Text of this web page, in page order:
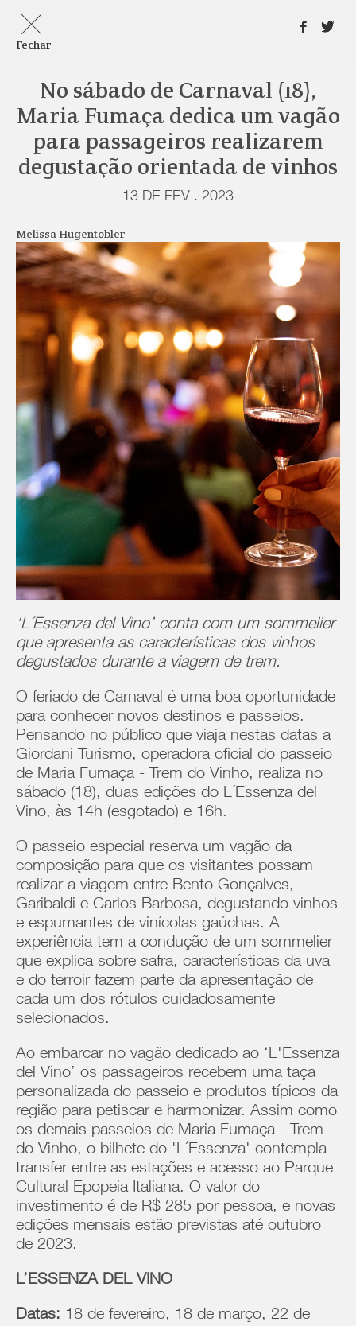
Fechar
No sábado de Carnaval (18),
Maria Fumaça dedica um vagão
para passageiros realizarem
degustação orientada de vinhos
13 DE FEV . 2023
Melissa Hugentobler
‘L´Essenza del Vino’ conta com um sommelier
que apresenta as características dos vinhos
degustados durante a viagem de trem.
O feriado de Carnaval é uma boa oportunidade
para conhecer novos destinos e passeios.
Pensando no público que viaja nestas datas a
Giordani Turismo, operadora oficial do passeio
de Maria Fumaça - Trem do Vinho, realiza no
sábado (18), duas edições do L´Essenza del
Vino, às 14h (esgotado) e 16h.
O passeio especial reserva um vagão da
composição para que os visitantes possam
realizar a viagem entre Bento Gonçalves,
Garibaldi e Carlos Barbosa, degustando vinhos
e espumantes de vinícolas gaúchas. A
experiência tem a condução de um sommelier
que explica sobre safra, características da uva
e do terroir fazem parte da apresentação de
cada um dos rótulos cuidadosamente
selecionados.
Ao embarcar no vagão dedicado ao ‘L'Essenza
del Vino’ os passageiros recebem uma taça
personalizada do passeio e produtos típicos da
região para petiscar e harmonizar. Assim como
os demais passeios de Maria Fumaça - Trem
do Vinho, o bilhete do 'L´Essenza' contempla
transfer entre as estações e acesso ao Parque
Cultural Epopeia Italiana. O valor do
investimento é de R$ 285 por pessoa, e novas
edições mensais estão previstas até outubro
de 2023.
L’ESSENZA DEL VINO
Datas: 18 de fevereiro, 18 de março, 22 de